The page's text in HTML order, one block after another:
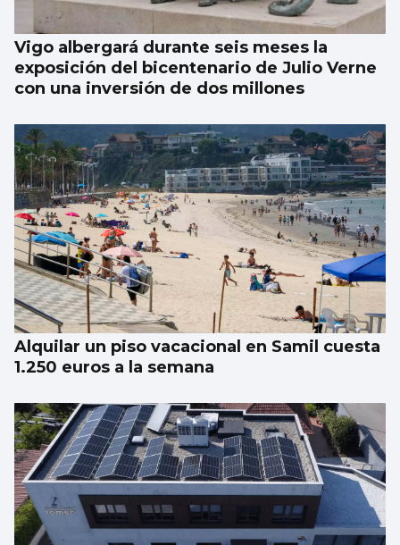
Vigo albergará durante seis meses la
exposición del bicentenario de Julio Verne
con una inversión de dos millones
Alquilar un piso vacacional en Samil cuesta
1.250 euros a la semana